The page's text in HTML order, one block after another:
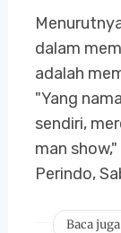
dalam
adalah
"Yang
sendiri,
man
Perindo,
Baca